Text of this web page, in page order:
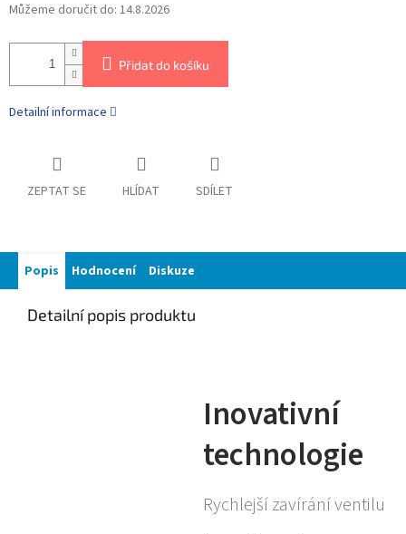
Můžeme doručit do: 14.8.2026
Přidat do košíku
Detailní informace
ZEPTAT SE HLÍDAT SDÍLET
Popis Hodnocení Diskuze
Detailní popis produktu
Inovativní
technologie
Rychlejší zavírání ventilu